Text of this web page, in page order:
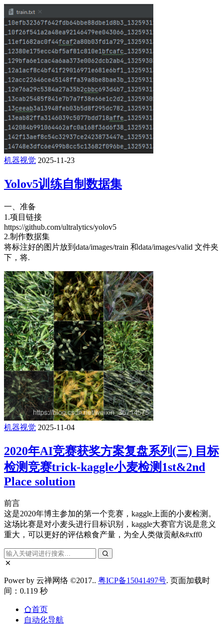
机器视觉 2025-11-23
Yolov5训练自制数据集
一、准备
1.项目链接
https://github.com/ultralytics/yolov5
2.制作数据集
将标注好的图片放到data/images/train 和data/images/valid 文件夹
下，将.
机器视觉 2025-11-04
2020年AI竞赛获奖方案复盘系列(三) 目标
检测竞赛trick-kaggle小麦检测1st&2nd
Place solution
前言
这是2020年博主参加的第一个竞赛，kaggle上面的小麦检测。
这场比赛是对小麦头进行目标识别，kaggle大赛官方说是意义
重大，可以更好的评估粮食产量，为全人类做贡献&#xff0
Power by 云禅网络 ©2017.. 粤ICP备15041497号. 页面加载时
间：0.119 秒
首页
自动化导航